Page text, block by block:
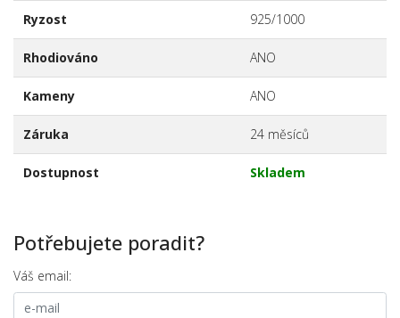
Ryzost 925/1000
Rhodiováno ANO
Kameny ANO
Záruka 24 měsíců
Dostupnost Skladem
Potřebujete poradit?
Váš email: